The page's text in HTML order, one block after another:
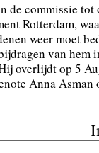
de commissie tot
Rotterdam,
weer moet
van hem
overlijdt op 5
Anna Asman